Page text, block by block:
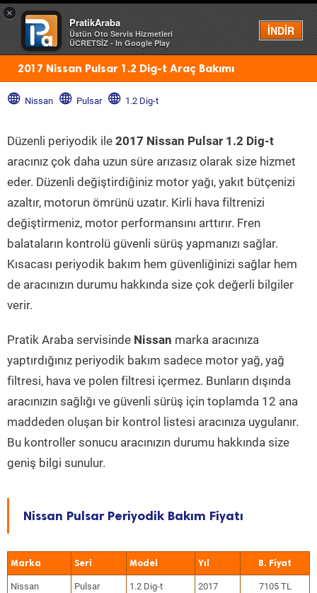
×
PratikAraba
Üstün Oto Servis Hizmetleri
ÜCRETSİZ - In Google Play
İNDİR
Menü
2017 Nissan Pulsar 1.2 Dig-t Araç Bakımı
Nissan Pulsar 1.2 Dig-t
Düzenli periyodik ile 2017 Nissan Pulsar 1.2 Dig-t
aracınız çok daha uzun süre arızasız olarak size hizmet
eder. Düzenli değiştirdiğiniz motor yağı, yakıt bütçenizi
azaltır, motorun ömrünü uzatır. Kirli hava filtrenizi
değiştirmeniz, motor performansını arttırır. Fren
balataların kontrolü güvenli sürüş yapmanızı sağlar.
Kısacası periyodik bakım hem güvenliğinizi sağlar hem
de aracınızın durumu hakkında size çok değerli bilgiler
verir.
Pratik Araba servisinde Nissan marka aracınıza
yaptırdığınız periyodik bakım sadece motor yağ, yağ
filtresi, hava ve polen filtresi içermez. Bunların dışında
aracınızın sağlığı ve güvenli sürüş için toplamda 12 ana
maddeden oluşan bir kontrol listesi aracınıza uygulanır.
Bu kontroller sonucu aracınızın durumu hakkında size
geniş bilgi sunulur.
Nissan Pulsar Periyodik Bakım Fiyatı
Marka Seri Model Yıl
Nissan Pulsar 1.2 Dig-t 2017 7105 TL